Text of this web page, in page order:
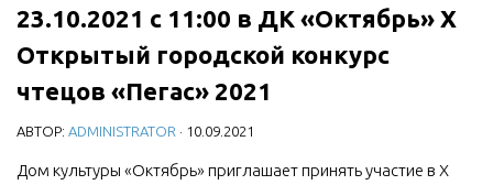
Книга почета культуры
Фотогалерея
Документы
Учредительные документы
Правовая база
23.10.2021 с 11:00 в ДК «Октябрь» X
Открытый городской конкурс
чтецов «Пегас» 2021
АВТОР: ADMINISTRATOR · 10.09.2021
Дом культуры «Октябрь» приглашает принять участие в X